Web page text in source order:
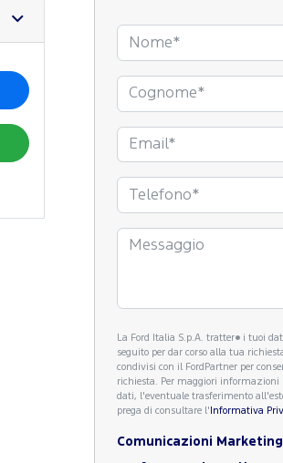
La Ford Italia S.p.A. tratter� i tuoi
seguito per dar corso alla tua
condivisi con il FordPartner per
richiesta. Per maggiori informazioni sul trattamento dei tuoi
dati, l'eventuale trasferimento
prega di consultare l' Informativa
Comunicazioni Marketing